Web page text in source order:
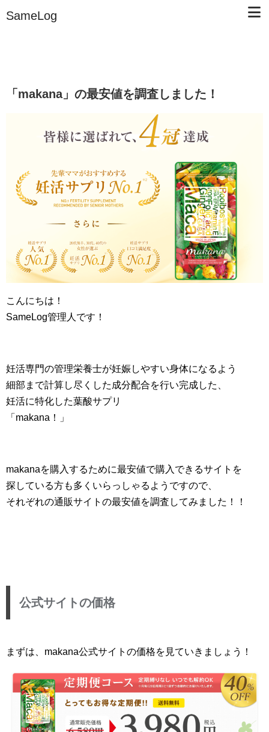
SameLog
「makana」の最安値を調査しました！
こんにちは！
SameLog管理人です！
妊活専門の管理栄養士が妊娠しやすい身体になるよう
細部まで計算し尽くした成分配合を行い完成した、
妊活に特化した葉酸サプリ
「makana！」
makanaを購入するために最安値で購入できるサイトを
探している方も多くいらっしゃるようですので、
それぞれの通販サイトの最安値を調査してみました！！
公式サイトの価格
まずは、makana公式サイトの価格を見ていきましょう！